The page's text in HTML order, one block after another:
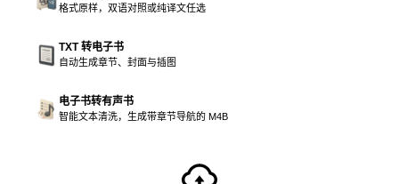
格式原样，双语对照或纯译文任选
TXT 转电子书
自动生成章节、封面与插图
电子书转有声书
智能文本清洗，生成带章节导航的 M4B